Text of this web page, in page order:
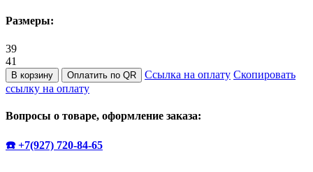
Размеры:
39
41
В корзину Оплатить по QR Ссылка на оплату Скопировать
ссылку на оплату
Вопросы о товаре, оформление заказа:
☎️ +7(927) 720-84-65